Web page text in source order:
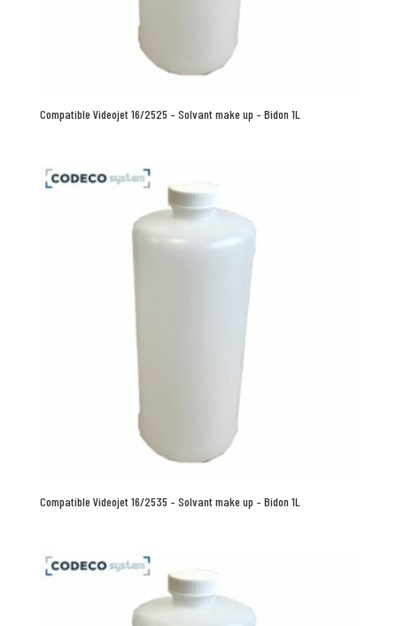
Compatible Videojet 16/2525 – Solvant make up – Bidon 1L
Compatible Videojet 16/2535 – Solvant make up – Bidon 1L